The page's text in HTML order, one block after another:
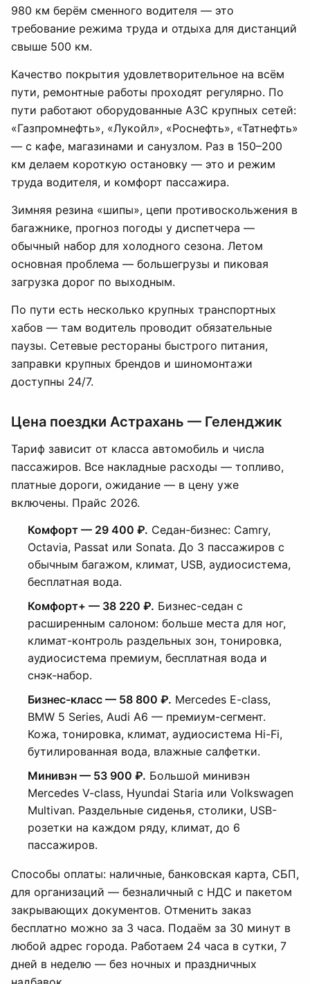
980 км берём сменного водителя — это
требование режима труда и отдыха для дистанций
свыше 500 км.
Качество покрытия удовлетворительное на всём
пути, ремонтные работы проходят регулярно. По
пути работают оборудованные АЗС крупных сетей:
«Газпромнефть», «Лукойл», «Роснефть», «Татнефть»
— с кафе, магазинами и санузлом. Раз в 150–200
км делаем короткую остановку — это и режим
труда водителя, и комфорт пассажира.
Зимняя резина «шипы», цепи противоскольжения в
багажнике, прогноз погоды у диспетчера —
обычный набор для холодного сезона. Летом
основная проблема — большегрузы и пиковая
загрузка дорог по выходным.
По пути есть несколько крупных транспортных
хабов — там водитель проводит обязательные
паузы. Сетевые рестораны быстрого питания,
заправки крупных брендов и шиномонтажи
доступны 24/7.
Цена поездки Астрахань — Геленджик
Тариф зависит от класса автомобиль и числа
пассажиров. Все накладные расходы — топливо,
платные дороги, ожидание — в цену уже
включены. Прайс 2026.
Комфорт — 29 400 ₽. Седан-бизнес: Camry,
Octavia, Passat или Sonata. До 3 пассажиров с
обычным багажом, климат, USB, аудиосистема,
бесплатная вода.
Комфорт+ — 38 220 ₽. Бизнес-седан с
расширенным салоном: больше места для ног,
климат-контроль раздельных зон, тонировка,
аудиосистема премиум, бесплатная вода и
снэк-набор.
Бизнес-класс — 58 800 ₽. Mercedes E-class,
BMW 5 Series, Audi A6 — премиум-сегмент.
Кожа, тонировка, климат, аудиосистема Hi-Fi,
бутилированная вода, влажные салфетки.
Минивэн — 53 900 ₽. Большой минивэн
Mercedes V-class, Hyundai Staria или Volkswagen
Multivan. Раздельные сиденья, столики, USB-
розетки на каждом ряду, климат, до 6
пассажиров.
Способы оплаты: наличные, банковская карта, СБП,
для организаций — безналичный с НДС и пакетом
закрывающих документов. Отменить заказ
бесплатно можно за 3 часа. Подаём за 30 минут в
любой адрес города. Работаем 24 часа в сутки, 7
дней в неделю — без ночных и праздничных